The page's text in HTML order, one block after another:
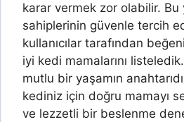
karar vermek zor olabilir. Bu
sahiplerinin güvenle tercih
kullanıcılar tarafından
iyi kedi mamalarını
mutlu bir yaşamın
kediniz için doğru mamayı
ve lezzetli bir beslenme